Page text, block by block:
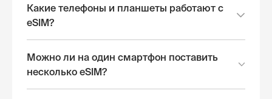
Какие телефоны и планшеты работают с
eSIM?
Можно ли на один смартфон поставить
несколько eSIM?